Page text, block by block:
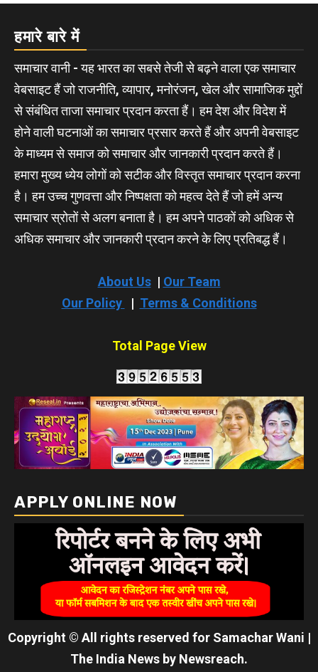
हमारे बारे में
समाचार वानी - यह भारत का सबसे तेजी से बढ़ने वाला एक समाचार
वेबसाइट हैं जो राजनीति, व्यापार, मनोरंजन, खेल और सामाजिक मुद्दों
से संबंधित ताजा समाचार प्रदान करता हैं। हम देश और विदेश में
होने वाली घटनाओं का समाचार प्रसार करते हैं और अपनी वेबसाइट
के माध्यम से समाज को समाचार और जानकारी प्रदान करते हैं।
हमारा मुख्य ध्येय लोगों को सटीक और विस्तृत समाचार प्रदान करना
है। हम उच्च गुणवत्ता और निष्पक्षता को महत्व देते हैं जो हमें अन्य
समाचार स्रोतों से अलग बनाता है। हम अपने पाठकों को अधिक से
अधिक समाचार और जानकारी प्रदान करने के लिए प्रतिबद्ध हैं।
About Us| Our Team
Our Policy
| Terms & Conditions
Total Page View
APPLY ONLINE NOW
Copyright © All rights reserved for Samachar Wani |
The India News by Newsreach.